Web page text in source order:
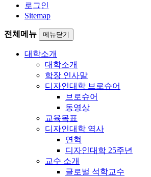
로그인
Sitemap
전체메뉴 메뉴닫기
대학소개
대학소개
학장 인사말
디자인대학 브로슈어
브로슈어
동영상
교육목표
디자인대학 역사
연혁
디자인대학 25주년
교수 소개
글로벌 석학교수